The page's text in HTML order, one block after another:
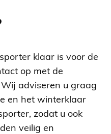
klaar is voor de
op met de
adviseren u graag
en het winterklaar
zodat u ook
veilig en